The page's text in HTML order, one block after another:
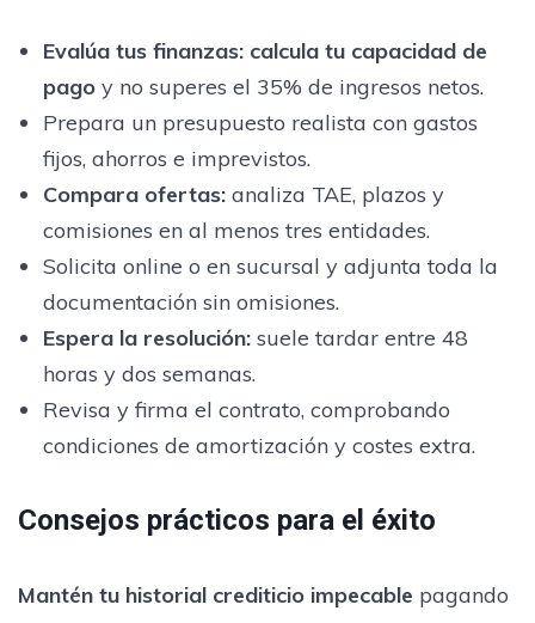
Evalúa tus finanzas: calcula tu capacidad de
pagoy no superes el 35% de ingresos netos.
Prepara un presupuesto realista con gastos
fijos, ahorros e imprevistos.
Compara ofertas:analiza TAE, plazos y
comisiones en al menos tres entidades.
Solicita online o en sucursal y adjunta toda la
documentación sin omisiones.
Espera la resolución:suele tardar entre 48
horas y dos semanas.
Revisa y firma el contrato, comprobando
condiciones de amortización y costes extra.
Consejos prácticos para el éxito
Mantén tu historial crediticio impecable pagando